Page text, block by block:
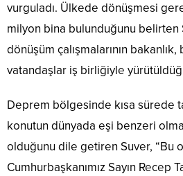
vurguladı. Ülkede dönüşmesi
milyon bina bulunduğunu belirten
dönüşüm çalışmalarının
vatandaşlar iş birliğiyle
Deprem bölgesinde kısa sürede
konutun dünyada eşi benzeri
olduğunu dile getiren Suver, “Bu
Cumhurbaşkanımız Sayın Recep